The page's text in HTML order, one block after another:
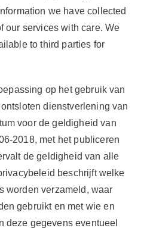
we have collected
our services with care.We
to third parties for
op het gebruik van
dienstverlening van
voor de geldigheid van
2018, met het publiceren
de geldigheid van alle
beschrijft welke
worden verzameld, waar
gebruikt en met wie en
deze gegevens eventueel